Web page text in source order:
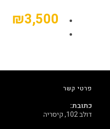
₪3,500
פרטי קשר
כתובת:
דולב 102, קיסריה